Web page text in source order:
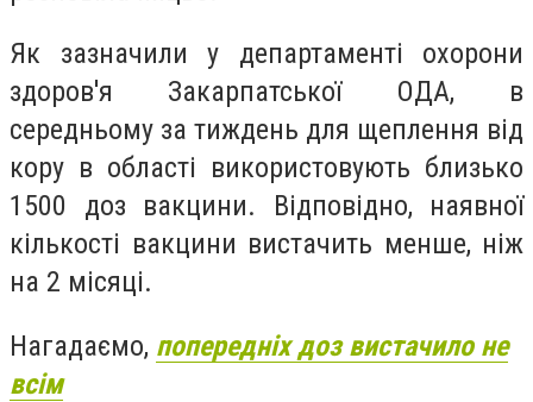
Як зазначили у департаменті охорони
здоров′я Закарпатської ОДА, в
середньому за тиждень для щеплення від
кору в області використовують близько
1500 доз вакцини. Відповідно, наявної
кількості вакцини вистачить менше, ніж
на 2 місяці.
Нагадаємо, попередніх доз вистачило не
всім